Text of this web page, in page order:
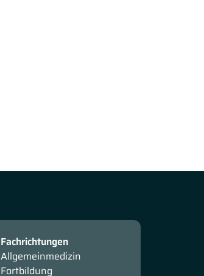
Fachrichtungen
Allgemeinmedizin
Fortbildung